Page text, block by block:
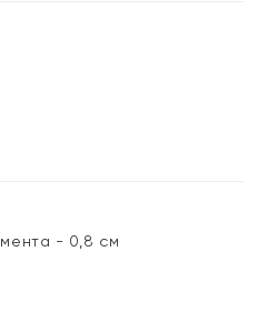
- 0,8 см